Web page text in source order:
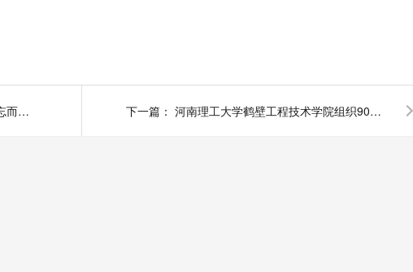
奇妙光影，童心探秘，开启一段难忘而意义非凡的光影研学之旅 下一篇： 河南理工大学鹤壁工程技术学院组织90余名大学生到星如雨科技开展实践研学活动